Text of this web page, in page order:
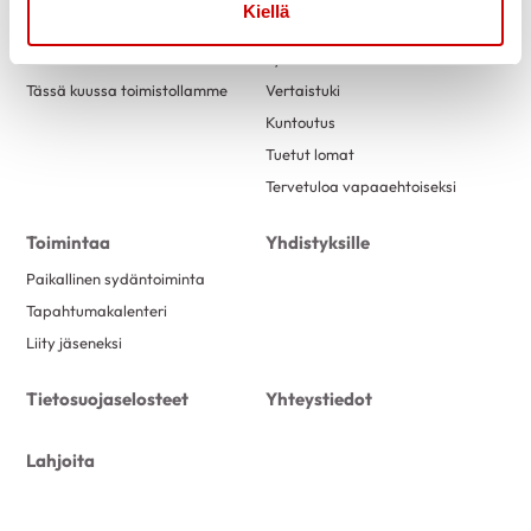
Kiellä
Tässä kuussa toimistollamme
Tukea
Vertaistuki
Kuntoutus
Tuetut lomat
Tervetuloa vapaaehtoiseksi
Toimintaa
Paikallinen sydäntoiminta
Tapahtumakalenteri
Liity jäseneksi
Yhdistyksille
Tietosuojaselosteet Yhteystiedot
Lahjoita